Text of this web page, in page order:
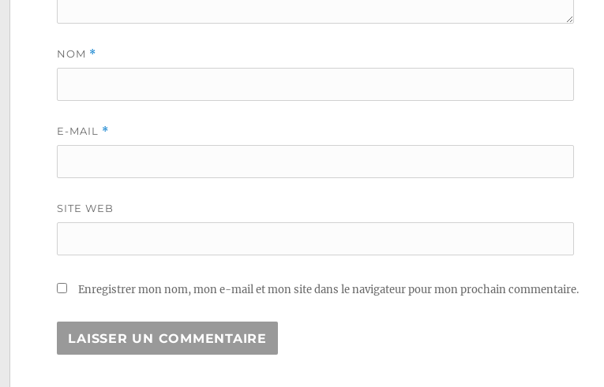
NOM *
E-MAIL *
SITE WEB
Enregistrer mon nom, mon e-mail et mon site dans le navigateur pour mon prochain commentaire.